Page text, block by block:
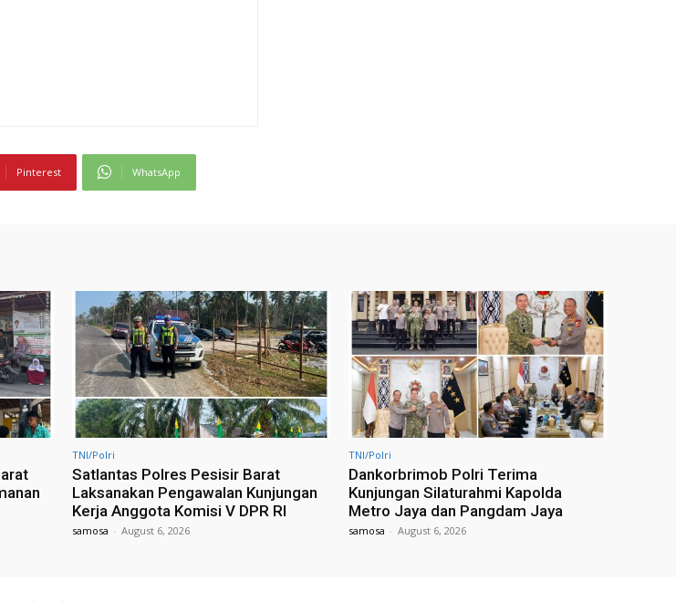
Pinterest WhatsApp
TNI/Polri
Satlantas Polres Pesisir Barat
Laksanakan Pengawalan Kunjungan
Kerja Anggota Komisi V DPR RI
samosa - August 6, 2026
TNI/Polri
Dankorbrimob Polri Terima
Kunjungan Silaturahmi Kapolda
Metro Jaya dan Pangdam Jaya
samosa - August 6, 2026